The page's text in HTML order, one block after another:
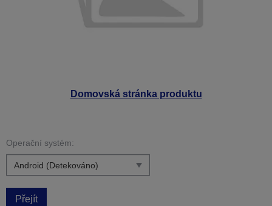
Domovská stránka produktu
Operační systém:
Přejít